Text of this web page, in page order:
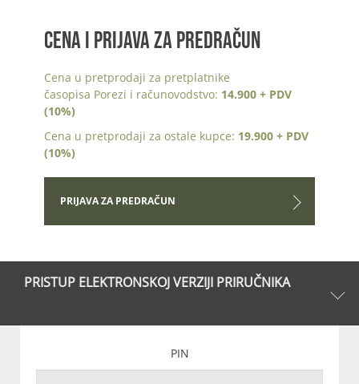
CENA I PRIJAVA ZA PREDRAČUN
Cena u pretprodaji za pretplatnike
časopisa Porezi i računovodstvo: 14.900 + PDV
(10%)
Cena u pretprodaji za ostale kupce: 19.900 + PDV
(10%)
PRIJAVA ZA PREDRAČUN
PRISTUP ELEKTRONSKOJ VERZIJI PRIRUČNIKA
PIN